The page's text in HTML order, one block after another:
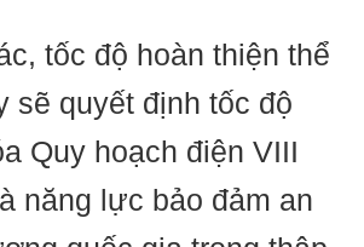
tốc độ hoàn thiện thể
sẽ quyết định tốc độ
Quy hoạch điện VIII
năng lực bảo đảm an